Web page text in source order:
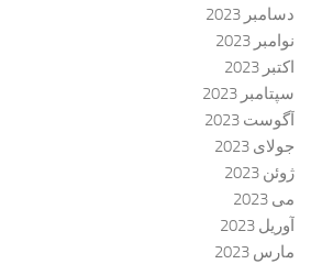
دسامبر 2023
نوامبر 2023
اکتبر 2023
سپتامبر 2023
آگوست 2023
جولای 2023
ژوئن 2023
می 2023
آوریل 2023
مارس 2023